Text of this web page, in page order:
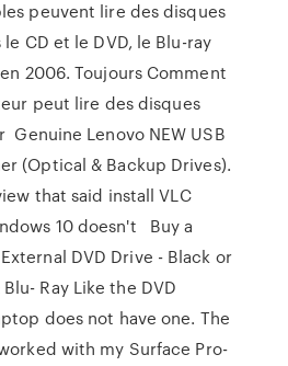
peuvent lire des disques
CD et le DVD, le Blu-ray
2006. Toujours Comment
peut lire des disques
Genuine Lenovo NEW USB
(Optical & Backup Drives).
that said install VLC
10 doesn't Buy a
DVD Drive - Black or
Ray Like the DVD
does not have one. The
with my Surface Pro-